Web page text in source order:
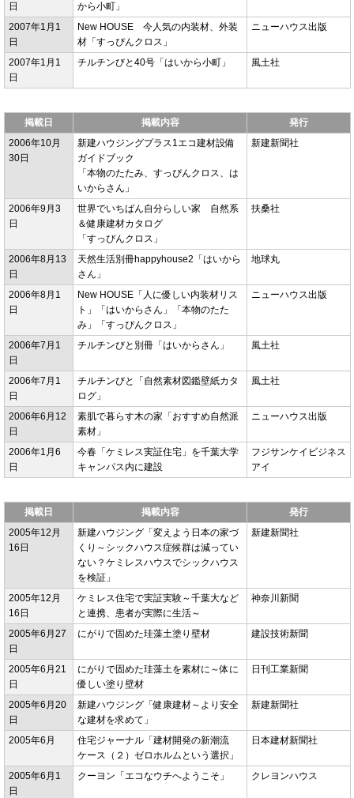
日
から小町」
2007年1月1
日
New HOUSE 今人気の内装材、外装
材「すっぴんクロス」
ニューハウス出版
2007年1月1
日
チルチンびと40号「はいから小町」 風土社
掲載日 掲載内容
発行
2006年10月
30日
新建ハウジングプラス1エコ建材設備
ガイドブック
「本物のたたみ、すっぴんクロス、は
いからさん」
新建新聞社
2006年9月3
日
世界でいちばん自分らしい家 自然系
＆健康建材カタログ
「すっぴんクロス」
扶桑社
2006年8月13
日
天然生活別冊happyhouse2「はいから
さん」
地球丸
2006年8月1
日
New HOUSE「人に優しい内装材リス
ト」「はいからさん」「本物のたた
み」「すっぴんクロス」
ニューハウス出版
2006年7月1
日
チルチンびと別冊「はいからさん」 風土社
2006年7月1
日
チルチンびと「自然素材図鑑壁紙カタ
ログ」
風土社
2006年6月12
日
素肌で暮らす木の家「おすすめ自然派
素材」
ニューハウス出版
2006年1月6
日
今春「ケミレス実証住宅」を千葉大学
キャンパス内に建設
フジサンケイビジネス
アイ
掲載日 掲載内容
発行
2005年12月
16日
新建ハウジング「変えよう日本の家づ
くり～シックハウス症候群は減ってい
ない？ケミレスハウスでシックハウス
を検証」
新建新聞社
2005年12月
16日
ケミレス住宅で実証実験～千葉大など
と連携、患者が実際に生活～
神奈川新聞
2005年6月27
日
にがりで固めた珪藻土塗り壁材 建設技術新聞
2005年6月21
日
にがりで固めた珪藻土を素材に～体に
優しい塗り壁材
日刊工業新聞
2005年6月20
日
新建ハウジング「健康建材～より安全
な建材を求めて」
新建新聞社
2005年6月
住宅ジャーナル「建材開発の新潮流
ケース（２）ゼロホルムという選択」
日本建材新聞社
2005年6月1
日
クーヨン「エコなウチへようこそ」 クレヨンハウス